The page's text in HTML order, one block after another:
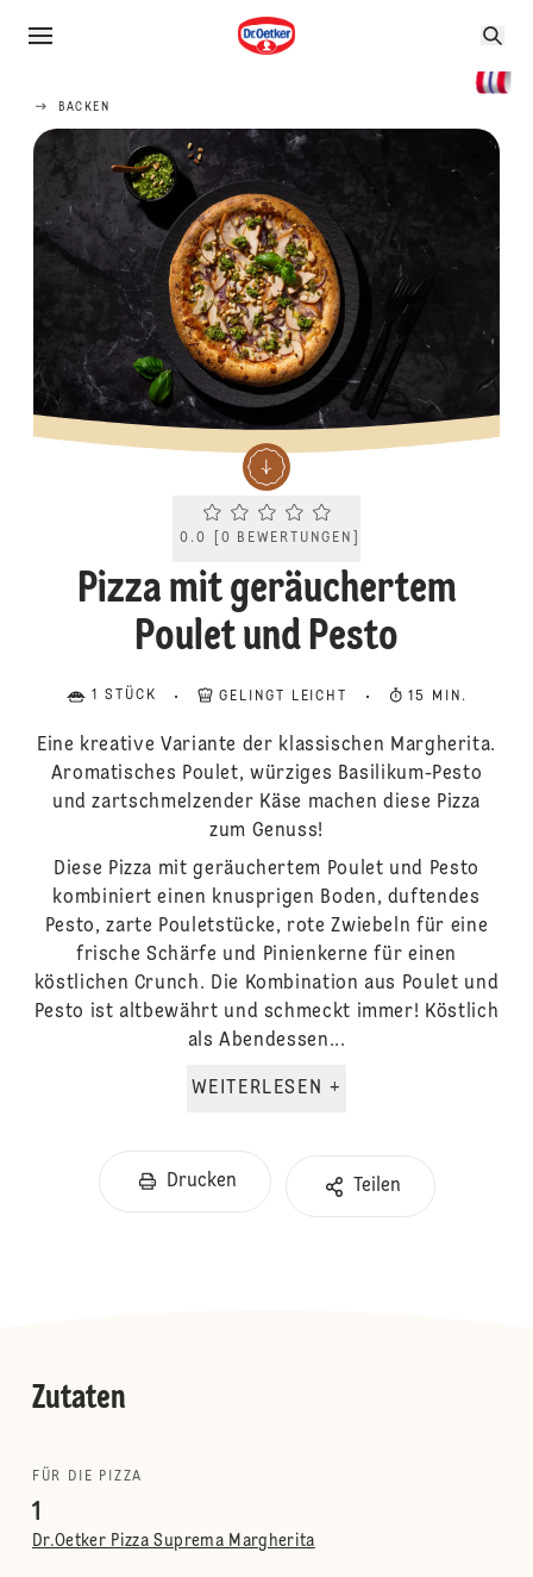
BACKEN
Current rating 0.0. Click to rate.
0.0 0 BEWERTUNGEN
Pizza mit geräuchertem
Poulet und Pesto
1 STÜCK GELINGT LEICHT 15 MIN.
Eine kreative Variante der klassischen Margherita.
Aromatisches Poulet, würziges Basilikum-Pesto
und zartschmelzender Käse machen diese Pizza
zum Genuss!
Diese Pizza mit geräuchertem Poulet und Pesto
kombiniert einen knusprigen Boden, duftendes
Pesto, zarte Pouletstücke, rote Zwiebeln für eine
frische Schärfe und Pinienkerne für einen
köstlichen Crunch. Die Kombination aus Poulet und
Pesto ist altbewährt und schmeckt immer! Köstlich
als Abendessen...
WEITERLESEN +
Drucken Teilen
Zutaten
FÜR DIE PIZZA
1
Dr.Oetker Pizza Suprema Margherita